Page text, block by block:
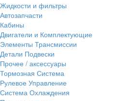
Жидкости и фильтры
Автозапчасти
Кабины
Двигатели и Комплектующие
Элементы Трансмиссии
Детали Подвески
Прочее / аксессуары
Тормозная Система
Рулевое Управление
Система Охлаждения